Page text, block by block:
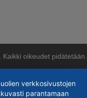
oikeudet pidätetään.
verkkosivustojen
parantamaan